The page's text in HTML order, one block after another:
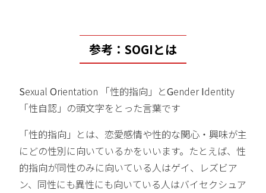
参考：SOGIとは
Sexual Orientation 「性的指向」とGenderIdentity
「性自認」の頭文字をとった言葉です
「性的指向」とは、恋愛感情や性的な関心・興味が主
にどの性別に向いているかをいいます。たとえば、性
的指向が同性のみに向いている人はゲイ、レズビア
ン、同性にも異性にも向いている人はバイセクシュア